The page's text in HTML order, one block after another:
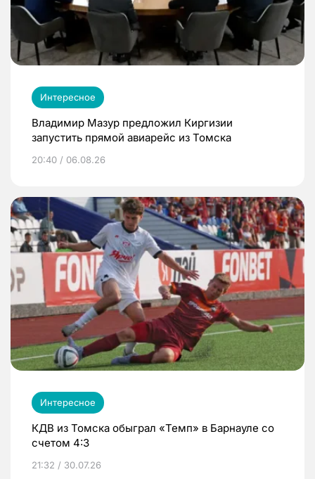
Интересное
Владимир Мазур предложил Киргизии
запустить прямой авиарейс из Томска
20:40 / 06.08.26
Интересное
КДВ из Томска обыграл «Темп» в Барнауле со
счетом 4:3
21:32 / 30.07.26